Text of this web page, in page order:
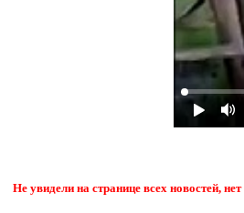
Не увидели на странице всех новостей,